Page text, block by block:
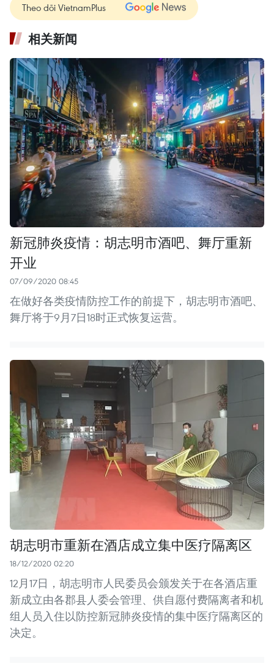
Theo dõi VietnamPlus
相关新闻
新冠肺炎疫情：胡志明市酒吧、舞厅重新
开业
07/09/2020 08:45
在做好各类疫情防控工作的前提下，胡志明市酒吧、
舞厅将于9月7日18时正式恢复运营。
胡志明市重新在酒店成立集中医疗隔离区
18/12/2020 02:20
12月17日，胡志明市人民委员会颁发关于在各酒店重
新成立由各郡县人委会管理、供自愿付费隔离者和机
组人员入住以防控新冠肺炎疫情的集中医疗隔离区的
决定。